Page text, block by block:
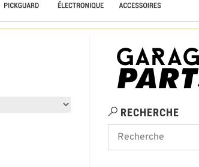
RECHERCHE